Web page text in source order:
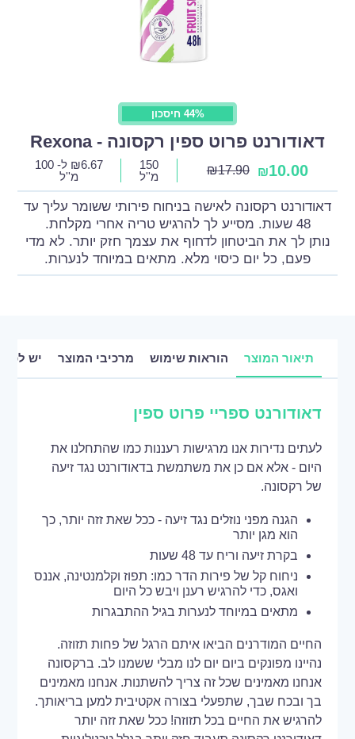
44% חיסכון
דאודורנט פרוט ספין רקסונה - Rexona
₪10.00
₪17.90
150
מ''ל
₪6.67
ל- 100
מ''ל
דאודורנט רקסונה לאישה בניחוח פירותי ששומר עליך עד
48 שעות. מסייע לך להרגיש טריה אחרי מקלחת.
נותן לך את הביטחון לדחוף את עצמך חזק יותר. לא מדי
פעם, כל יום כיסוי מלא. מתאים במיוחד לנערות.
תיאור המוצר הוראות שימוש מרכיבי המוצר יש
דאודורנט ספריי פרוט ספין
לעתים נדירות אנו מרגישות רעננות כמו שהתחלנו את
היום - אלא אם כן את משתמשת בדאודורנט נגד זיעה
של רקסונה.
הגנה מפני נוזלים נגד זיעה - ככל שאת זזה יותר, כך
הוא מגן יותר
בקרת זיעה וריח עד 48 שעות
ניחוח קל של פירות הדר כמו: תפוז וקלמנטינה, אננס
ואגס, כדי להרגיש רענן ויבש כל היום
מתאים במיוחד לנערות בגיל ההתבגרות
החיים המודרנים הביאו איתם הרגל של פחות תזוזה.
נהיינו מפונקים ביום יום לנו מבלי ששמנו לב. ברקסונה
אנחנו מאמינים שכל זה צריך להשתנות. אנחנו מאמינים
בך ובכח שבך, שתפעלי בצורה אקטיבית למען בריאותך.
להרגיש את החיים בכל תזוזה! ככל שאת זזה יותר